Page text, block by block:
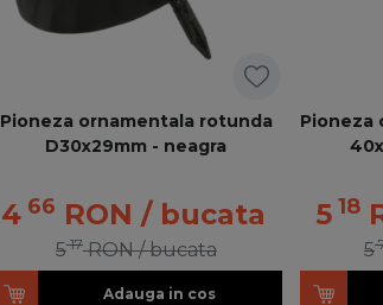
Pioneza ornamentala rotunda
D30x29mm - neagra
4 66 RON / bucata
517 RON / bucata
Adauga in cos
Pioneza
5 18
5